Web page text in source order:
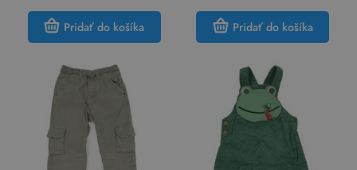
Pridať do košíka Pridať do košíka